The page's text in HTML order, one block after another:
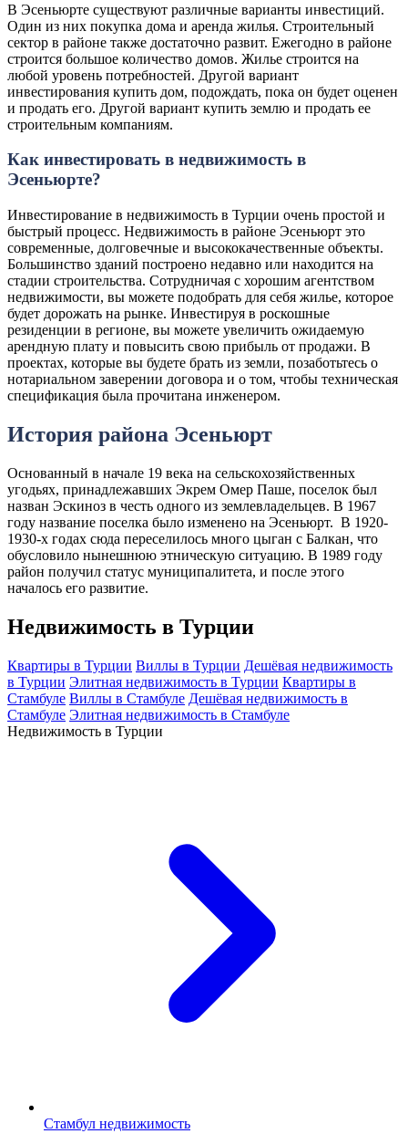
В Эсеньюрте существуют различные варианты инвестиций.
Один из них покупка дома и аренда жилья. Строительный
сектор в районе также достаточно развит. Ежегодно в районе
строится большое количество домов. Жилье строится на
любой уровень потребностей. Другой вариант
инвестирования купить дом, подождать, пока он будет оценен
и продать его. Другой вариант купить землю и продать ее
строительным компаниям.
Как инвестировать в недвижимость в
Эсеньюрте?
Инвестирование в недвижимость в Турции очень простой и
быстрый процесс. Недвижимость в районе Эсеньюрт это
современные, долговечные и высококачественные объекты.
Большинство зданий построено недавно или находится на
стадии строительства. Сотрудничая с хорошим агентством
недвижимости, вы можете подобрать для себя жилье, которое
будет дорожать на рынке. Инвестируя в роскошные
резиденции в регионе, вы можете увеличить ожидаемую
арендную плату и повысить свою прибыль от продажи. В
проектах, которые вы будете брать из земли, позаботьтесь о
нотариальном заверении договора и о том, чтобы техническая
спецификация была прочитана инженером.
История района Эсеньюрт
Основанный в начале 19 века на сельскохозяйственных
угодьях, принадлежавших Экрем Омер Паше, поселок был
назван Эскиноз в честь одного из землевладельцев. В 1967
году название поселка было изменено на Эсеньюрт. В 1920-
1930-х годах сюда переселилось много цыган с Балкан, что
обусловило нынешнюю этническую ситуацию. В 1989 году
район получил статус муниципалитета, и после этого
началось его развитие.
Недвижимость в Турции
Квартиры в Турции Виллы в Турции Дешёвая недвижимость
в Турции Элитная недвижимость в Турции Квартиры в
Стамбуле Виллы в Стамбуле Дешёвая недвижимость в
Стамбуле Элитная недвижимость в Стамбуле
Недвижимость в Турции
Стамбул недвижимость